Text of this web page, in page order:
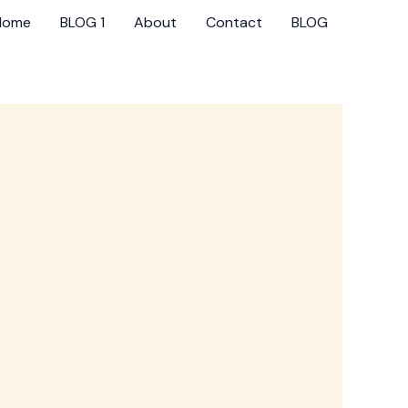
BLOG 1 About Contact BLOG